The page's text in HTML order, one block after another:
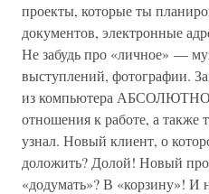
проекты, которые ты
документов, электронные
Не забудь про «личное» —
выступлений, фотографии.
из компьютера АБСОЛЮТНО
отношения к работе, а также
узнал. Новый клиент, о
доложить? Долой! Новый
«додумать»? В «корзину»! И